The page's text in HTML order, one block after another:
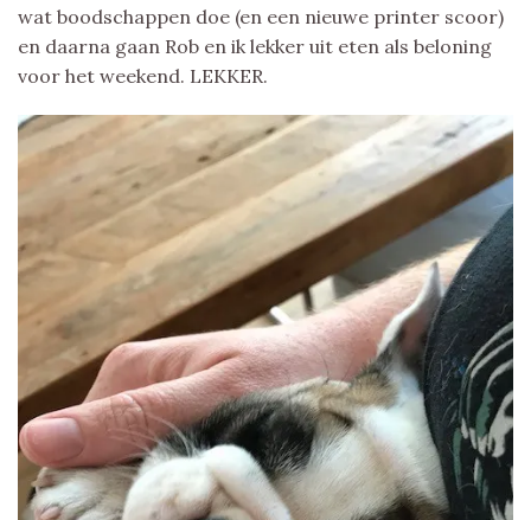
wat boodschappen doe (en een nieuwe printer scoor)
en daarna gaan Rob en ik lekker uit eten als beloning
voor het weekend. LEKKER.